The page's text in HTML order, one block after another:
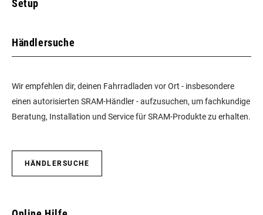
Setup
Händlersuche
Wir empfehlen dir, deinen Fahrradladen vor Ort - insbesondere
einen autorisierten SRAM-Händler - aufzusuchen, um fachkundige
Beratung, Installation und Service für SRAM-Produkte zu erhalten.
HÄNDLERSUCHE